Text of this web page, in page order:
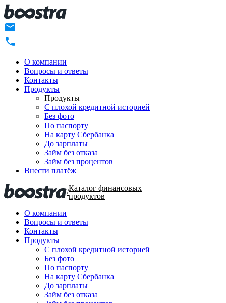
О компании
Вопросы и ответы
Контакты
Продукты
Продукты
C плохой кредитной историей
Без фото
По паспорту
На карту Сбербанка
До зарплаты
Займ без отказа
Займ без процентов
Внести платёж
/Каталог финансовых
продуктов
О компании
Вопросы и ответы
Контакты
Продукты
C плохой кредитной историей
Без фото
По паспорту
На карту Сбербанка
До зарплаты
Займ без отказа